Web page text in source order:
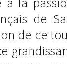
de
de ce